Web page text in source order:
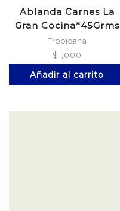
Ablanda Carnes La
Gran Cocina*45Grms
Tropicana
$1,000
Añadir al carrito